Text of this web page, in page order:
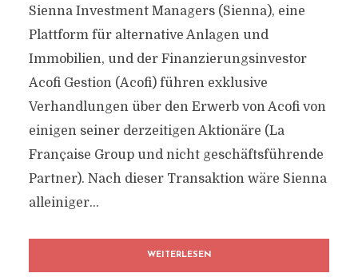
Sienna Investment Managers (Sienna), eine
Plattform für alternative Anlagen und
Immobilien, und der Finanzierungsinvestor
Acofi Gestion (Acofi) führen exklusive
Verhandlungen über den Erwerb von Acofi von
einigen seiner derzeitigen Aktionäre (La
Française Group und nicht geschäftsführende
Partner). Nach dieser Transaktion wäre Sienna
alleiniger...
WEITERLESEN